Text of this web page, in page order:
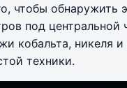
чтобы обнаружить
под
кобальта, никеля
техники.